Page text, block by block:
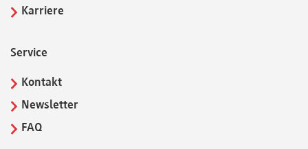
Karriere
Service
Kontakt
Newsletter
FAQ